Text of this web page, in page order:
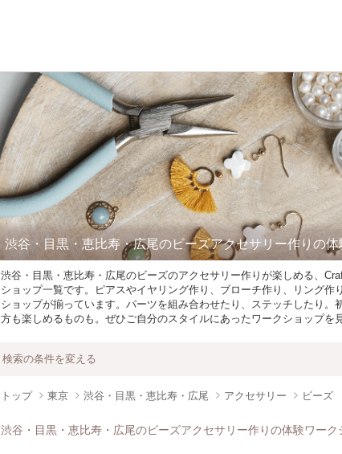
渋谷・目黒・恵比寿・広尾のビーズアクセサリー作りの
渋谷・目黒・恵比寿・広尾のビーズのアクセサリー作りが楽しめる、
ショップ一覧です。ピアスやイヤリング作り、ブローチ作り、リング作
ショップが揃っています。パーツを組み合わせたり、ステッチしたり。
方も楽しめるものも。ぜひご自分のスタイルにあったワークショップを
検索の条件を変える
トップ 東京 渋谷・目黒・恵比寿・広尾 アクセサリー ビーズ
渋谷・目黒・恵比寿・広尾のビーズアクセサリー作りの体験ワーク